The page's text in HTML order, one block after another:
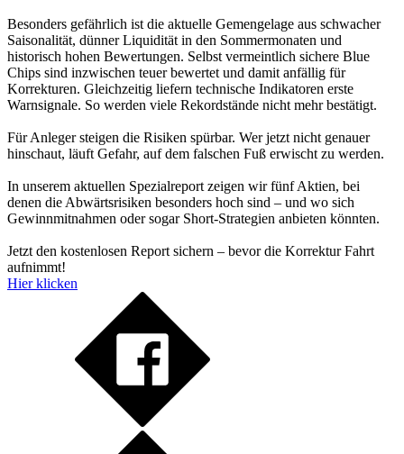
Besonders gefährlich ist die aktuelle Gemengelage aus schwacher
Saisonalität, dünner Liquidität in den Sommermonaten und
historisch hohen Bewertungen. Selbst vermeintlich sichere Blue
Chips sind inzwischen teuer bewertet und damit anfällig für
Korrekturen. Gleichzeitig liefern technische Indikatoren erste
Warnsignale. So werden viele Rekordstände nicht mehr bestätigt.
Für Anleger steigen die Risiken spürbar. Wer jetzt nicht genauer
hinschaut, läuft Gefahr, auf dem falschen Fuß erwischt zu werden.
In unserem aktuellen Spezialreport zeigen wir fünf Aktien, bei
denen die Abwärtsrisiken besonders hoch sind – und wo sich
Gewinnmitnahmen oder sogar Short-Strategien anbieten könnten.
Jetzt den kostenlosen Report sichern – bevor die Korrektur Fahrt
aufnimmt!
Hier klicken